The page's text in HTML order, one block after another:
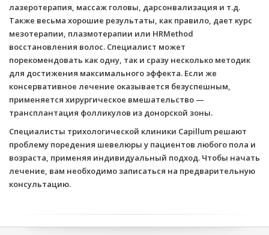
лазеротерапия, массаж головы, дарсонвализация и т.д.
Также весьма хорошие результаты, как правило, дает курс
мезотерапии, плазмотерапии или HRMethod
восстановления волос. Специалист может
порекомендовать как одну, так и сразу несколько методик
для достижения максимального эффекта. Если же
консервативное лечение оказывается безуспешным,
применяется хирургическое вмешательство —
трансплантация фолликулов из донорской зоны.
Специалисты трихологической клиники Capillum решают
проблему поредения шевелюры у пациентов любого пола и
возраста, применяя индивидуальный подход. Чтобы начать
лечение, вам необходимо записаться на предварительную
консультацию.